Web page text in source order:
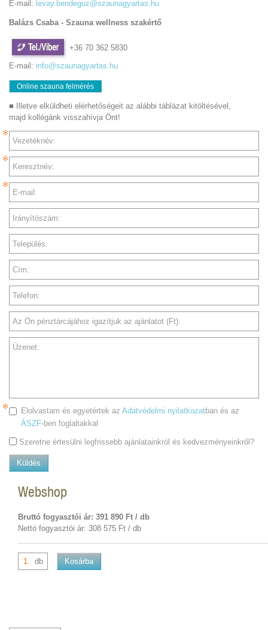
E-mail: levay.bendeguz@szaunagyartas.hu
Balázs Csaba - Szauna wellness szakértő
+36 70 362 5830
E-mail: info@szaunagyartas.hu
Online szauna felmérés
■ Illetve elküldheti elérhetőségeit az alábbi táblázat kitöltésével,
majd kollégánk visszahívja Önt!
Vezetéknév:
Keresztnév:
E-mail:
Irányítószám:
Település:
Cím:
Telefon:
Az Ön pénztárcájához igazítjuk az ajánlatot (Ft):
Üzenet:
Elolvastam és egyetértek az Adatvédelmi nyilatkozatban és az
ÁSZF-ben foglaltakkal
Szeretne értesülni legfrissebb ajánlatainkról és kedvezményeinkről?
Küldés
Webshop
Bruttó fogyasztói ár: 391 890 Ft / db
Nettó fogyasztói ár: 308 575 Ft / db
db Kosárba